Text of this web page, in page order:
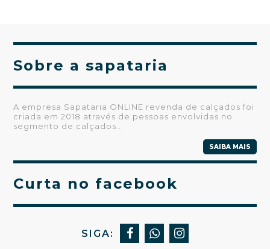
Sobre a sapataria
A empresa Sapataria ONLINE revenda de calçados foi
criada em 2018 através de pessoas envolvidas no
segmento de calçados...
SAIBA MAIS
Curta no facebook
SIGA: